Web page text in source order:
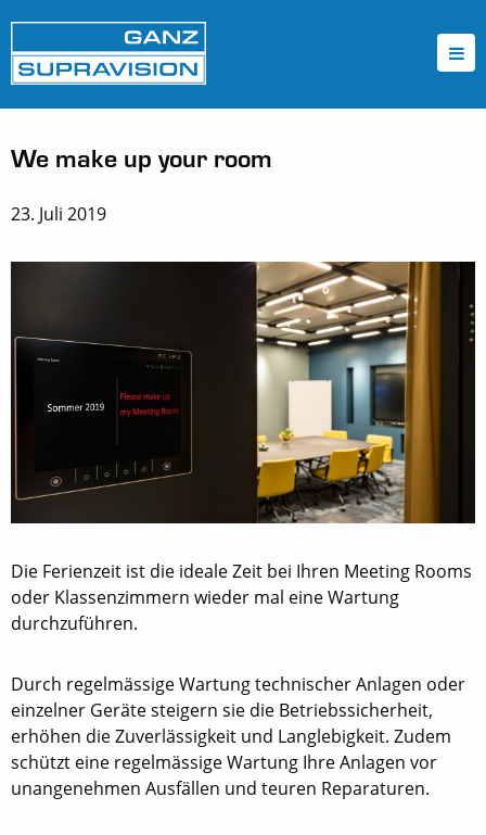
We make up your room
23. Juli 2019
Die Ferienzeit ist die ideale Zeit bei Ihren Meeting Rooms
oder Klassenzimmern wieder mal eine Wartung
durchzuführen.
Durch regelmässige Wartung technischer Anlagen oder
einzelner Geräte steigern sie die Betriebssicherheit,
erhöhen die Zuverlässigkeit und Langlebigkeit. Zudem
schützt eine regelmässige Wartung Ihre Anlagen vor
unangenehmen Ausfällen und teuren Reparaturen.